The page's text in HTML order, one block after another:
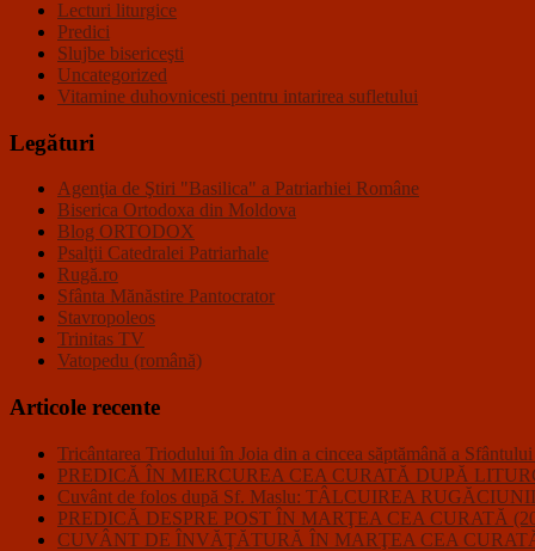
Lecturi liturgice
Predici
Slujbe bisericeşti
Uncategorized
Vitamine duhovnicesti pentru intarirea sufletului
Legături
Agenţia de Ştiri "Basilica" a Patriarhiei Române
Biserica Ortodoxa din Moldova
Blog ORTODOX
Psalţii Catedralei Patriarhale
Rugă.ro
Sfânta Mănăstire Pantocrator
Stavropoleos
Trinitas TV
Vatopedu (română)
Articole recente
Tricântarea Triodului în Joia din a cincea săptămână a
PREDICĂ ÎN MIERCUREA CEA CURATĂ DUPĂ
Cuvânt de folos după Sf. Maslu: TÂLCUIREA
PREDICĂ DESPRE POST ÎN MARŢEA CEA CURATĂ
CUVÂNT DE ÎNVĂŢĂTURĂ ÎN MARŢEA CEA